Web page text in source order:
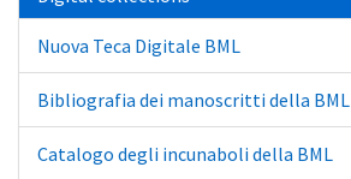
Nuova Teca Digitale BML
Bibliografia dei manoscritti della BML
Catalogo degli incunaboli della BML